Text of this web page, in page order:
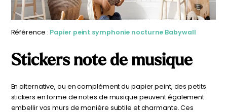
Référence : Papier peint symphonie nocturne Babywall
Stickers note de musique
En alternative, ou en complément du papier peint, des petits
stickers en forme de notes de musique peuvent également
embellir vos murs de manière subtile et charmante. Ces